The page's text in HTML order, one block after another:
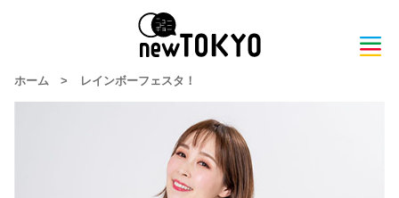
ホーム > レインボーフェスタ！